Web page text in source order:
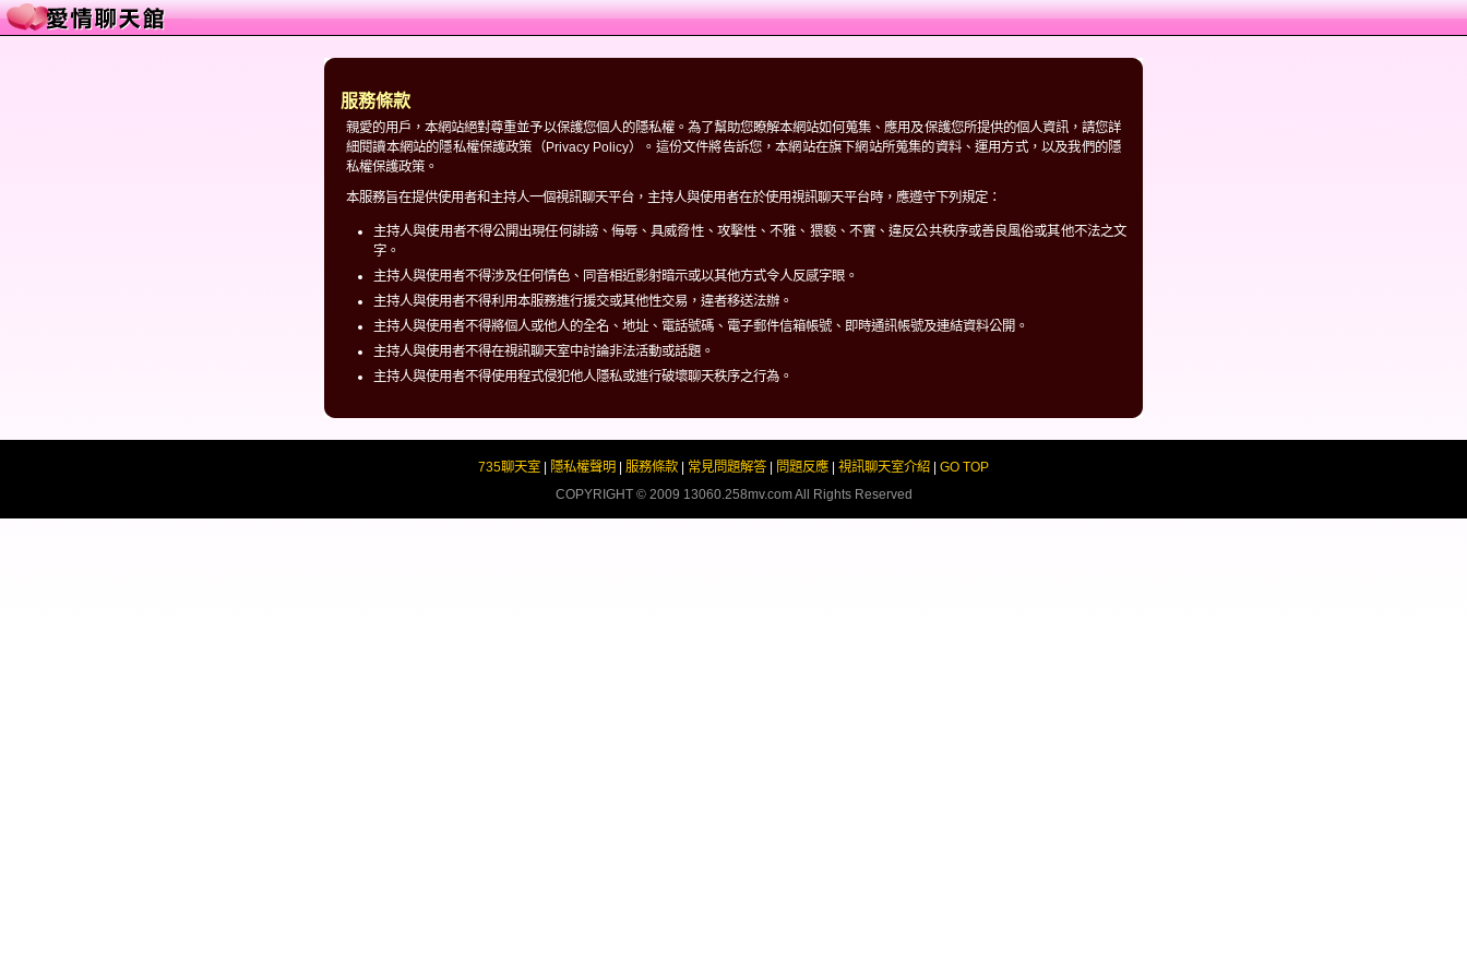
服務條款
親愛的用戶，本網站絕對尊重並予以保護您個人的隱私權。為了幫助您瞭解本網站如何蒐集、應用及保護您所提供的個人資訊，請您詳
細閱讀本網站的隱私權保護政策（Privacy Policy）。這份文件將告訴您，本網站在旗下網站所蒐集的資料、運用方式，以及我們的隱
私權保護政策。
本服務旨在提供使用者和主持人一個視訊聊天平台，主持人與使用者在於使用視訊聊天平台時，應遵守下列規定：
主持人與使用者不得公開出現任何誹謗、侮辱、具威脅性、攻擊性、不雅、猥褻、不實、違反公共秩序或善良風俗或其他不法之文
字。
主持人與使用者不得涉及任何情色、同音相近影射暗示或以其他方式令人反感字眼。
主持人與使用者不得利用本服務進行援交或其他性交易，違者移送法辦。
主持人與使用者不得將個人或他人的全名、地址、電話號碼、電子郵件信箱帳號、即時通訊帳號及連結資料公開。
主持人與使用者不得在視訊聊天室中討論非法活動或話題。
主持人與使用者不得使用程式侵犯他人隱私或進行破壞聊天秩序之行為。
735聊天室 隱私權聲明 服務條款 常見問題解答 問題反應 視訊聊天室介紹
GO TOP
COPYRIGHT © 2009 13060.258mv.comAll Rights Reserved